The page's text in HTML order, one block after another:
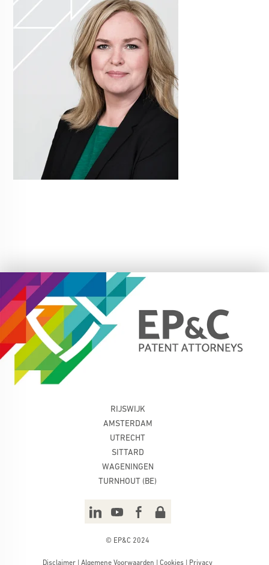
RIJSWIJK
AMSTERDAM
UTRECHT
SITTARD
WAGENINGEN
TURNHOUT (BE)
© EP&C 2024
Disclaimer |Algemene Voorwaarden |Cookies Privacy